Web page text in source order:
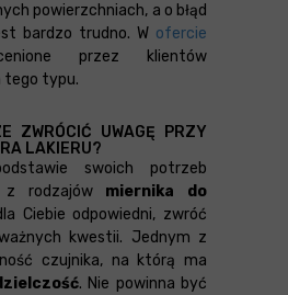
powierzchniach, a o błąd
bardzo trudno. W ofercie
przez klientów
tego typu.
ZWRÓCIĆ UWAGĘ PRZY
LAKIERU?
swoich potrzeb
z rodzajów miernika do
Ciebie odpowiedni, zwróć
kwestii. Jednym z
czujnika, na którą ma
. Nie powinna być